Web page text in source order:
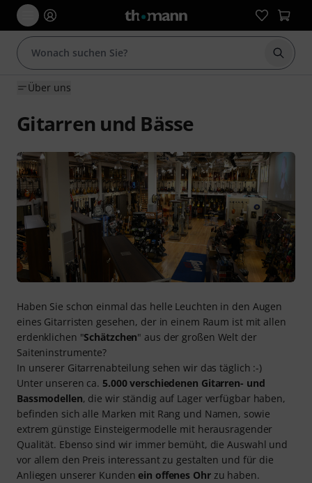
Suche
Über uns
Gitarren und Bässe
Haben Sie schon einmal das helle Leuchten in den Augen
eines Gitarristen gesehen, der in einem Raum ist mit allen
erdenklichen "Schätzchen" aus der großen Welt der
Saiteninstrumente?
In unserer Gitarrenabteilung sehen wir das täglich :-)
Unter unseren ca. 5.000 verschiedenen Gitarren- und
Bassmodellen, die wir ständig auf Lager verfügbar haben,
befinden sich alle Marken mit Rang und Namen, sowie
extrem günstige Einsteigermodelle mit herausragender
Qualität. Ebenso sind wir immer bemüht, die Auswahl und
vor allem den Preis interessant zu gestalten und für die
Anliegen unserer Kunden ein offenes Ohrzu haben.